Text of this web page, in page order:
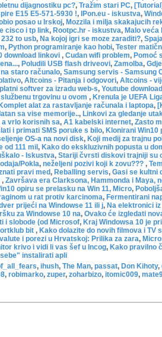
dijagnostiku pc?, Tražim stari PC,
E15 E5-571-5930 !, IPon.eu - iskustva,
posao u Irskoj, Mozzila i milja skakajucih
cisco i tp link, Rootpc.hr - iskustva, Malo veća
232 to usb, Na kojoj igri se moze zaraditi?,
, Python programiranje kao hobi, Tester
download linkovi , Cudan wifi problem, Pomoć
, Poludili USB flash driveovi, Zamolba,
staro računalo, Samsung servis - Samsung
, Altcoins - Pitanja i odgovori, Altcoins -
softver za izradu web-s, Youtube
trgovinu u ovom , Krenula je UEFA
Komplet alat za rastavljanje računala i laptopa,
sa vise memorije.., Linkovi za gledanje
a vrlo korisnih sa, A1 kabelski internet, Zasto
i primati SMS poruke s bilo, Klonirani Win10
OS-a na novi disk, Koji medij za trajnu
od 111 mil , Kako do ekskluzivnih popusta u
- Iskustva, Stariji čvrsti diskovi trajniji su
Pokla, neželjeni pozivi koji k zovu??? ,
pravi med, Reballing servis, Gasi se kultni
, Završava era Clarksona, Hammonda i Maya,
opiru se prelasku na Win 11, Micro,
u rat protiv karcinoma, Fermentirani
prijeći na Windowse 11 ili j, Na elektronici
za Windowse 10 na, Ovako će izgledati
i slobode (od Microsof, Kraj Windowsa 10 je
bit , Kako dolazite do novih filmova i TV
i porezi u Hrvatskoj: Prilika za zara,
krivo i vidi li vas šef u Incog, Kako pravilno
instalirati apli
, ihush, The Man, passat, Don Kihoty,
, robimarko, zuper, zoharbizo, itomic009,